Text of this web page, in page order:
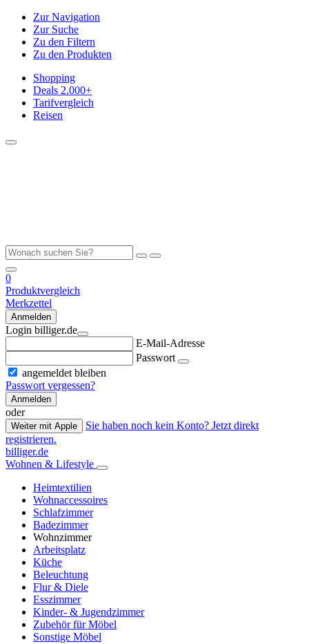
Zur Navigation
Zur Suche
Zu den Filtern
Zu den Produkten
Shopping
Deals 2.000+
Tarifvergleich
Reisen
0
Produktvergleich
Merkzettel
Anmelden
Login billiger.de
E-Mail-Adresse
Passwort
angemeldet bleiben
Passwort vergessen?
Anmelden
oder
Weiter mit Apple
Sie haben noch kein Konto? Jetzt direkt
registrieren.
billiger.de
Wohnen & Lifestyle
Heimtextilien
Wohnaccessoires
Schlafzimmer
Badezimmer
Wohnzimmer
Arbeitsplatz
Küche
Beleuchtung
Flur & Diele
Esszimmer
Kinder- & Jugendzimmer
Zubehör für Möbel
Sonstige Möbel